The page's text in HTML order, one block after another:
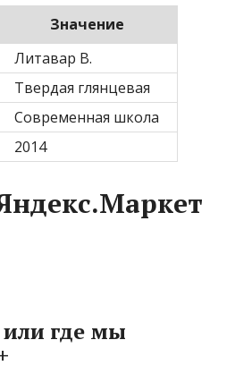
Значение
Литавар В.
Твердая глянцевая
Современная школа
2014
где мы